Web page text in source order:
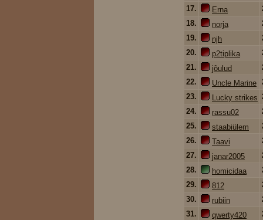
17.
Erna
18.
norja
19.
njh
20.
p2tiplika
21.
jõulud
22.
Uncle Marine
23.
Lucky strikes
24.
rassu02
25.
staabiülem
26.
Taavi
27.
janar2005
28.
homicidaa
29.
812
30.
rubiin
31.
qwerty420